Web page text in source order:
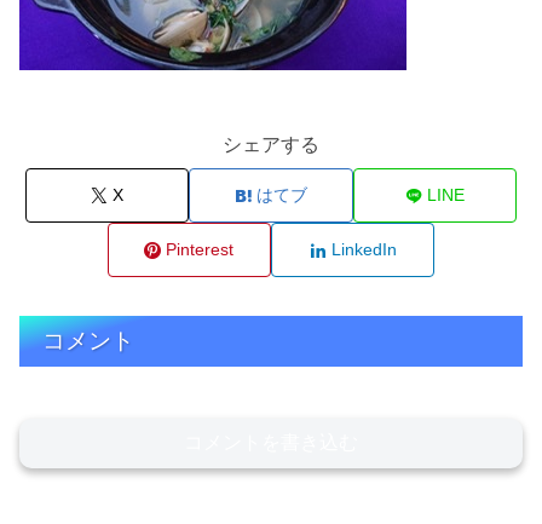
シェアする
X はてブ LINE
Pinterest LinkedIn
コメント